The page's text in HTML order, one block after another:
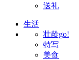
送礼
生活
壮龄go!
特写
美食